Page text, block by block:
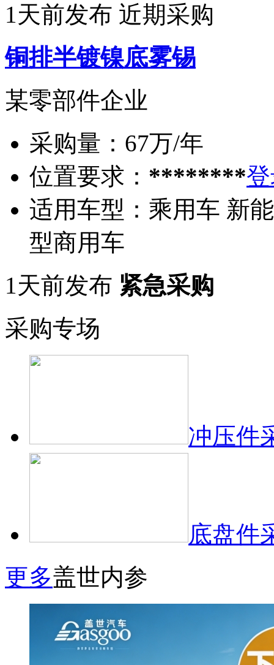
1天前发布 近期采购
铜排半镀镍底雾锡
某零部件企业
采购量： 67万/年
位置要求： ********
适用车型： 乘用车 新
型商用车
1天前发布 紧急采购
采购专场
冲压件
底盘件
更多盖世内参